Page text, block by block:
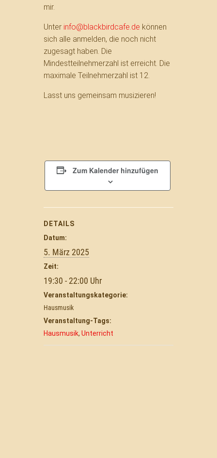
mir.
Unter info@blackbirdcafe.de können
sich alle anmelden, die noch nicht
zugesagt haben. Die
Mindestteilnehmerzahl ist erreicht. Die
maximale Teilnehmerzahl ist 12.
Lasst uns gemeinsam musizieren!
Zum Kalender hinzufügen
DETAILS
Datum:
5. März 2025
Zeit:
19:30 - 22:00
Veranstaltungskategorie:
Hausmusik
Veranstaltung-Tags:
Hausmusik, Unterricht